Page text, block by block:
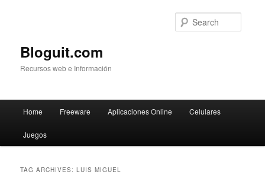
Bloguit.com
Recursos web e Información
Skip
to
Skip
to
Home Freeware Aplicaciones Online Celulares
Juegos
TAG ARCHIVES:LUIS MIGUEL